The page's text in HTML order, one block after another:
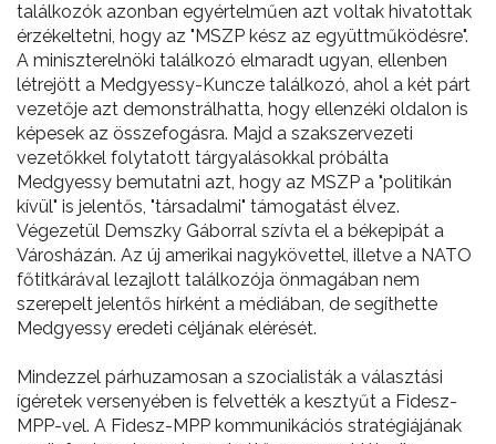
találkozók azonban egyértelműen azt voltak hivatottak
érzékeltetni, hogy az "MSZP kész az együttműködésre".
A miniszterelnöki találkozó elmaradt ugyan, ellenben
létrejött a Medgyessy-Kuncze találkozó, ahol a két párt
vezetője azt demonstrálhatta, hogy ellenzéki oldalon is
képesek az összefogásra. Majd a szakszervezeti
vezetőkkel folytatott tárgyalásokkal próbálta
Medgyessy bemutatni azt, hogy az MSZP a "politikán
kívül" is jelentős, "társadalmi" támogatást élvez.
Végezetül Demszky Gáborral szívta el a békepipát a
Városházán. Az új amerikai nagykövettel, illetve a NATO
főtitkárával lezajlott találkozója önmagában nem
szerepelt jelentős hírként a médiában, de segíthette
Medgyessy eredeti céljának elérését.
Mindezzel párhuzamosan a szocialisták a választási
ígéretek versenyében is felvették a kesztyűt a Fidesz-
MPP-vel. A Fidesz-MPP kommunikációs stratégiájának